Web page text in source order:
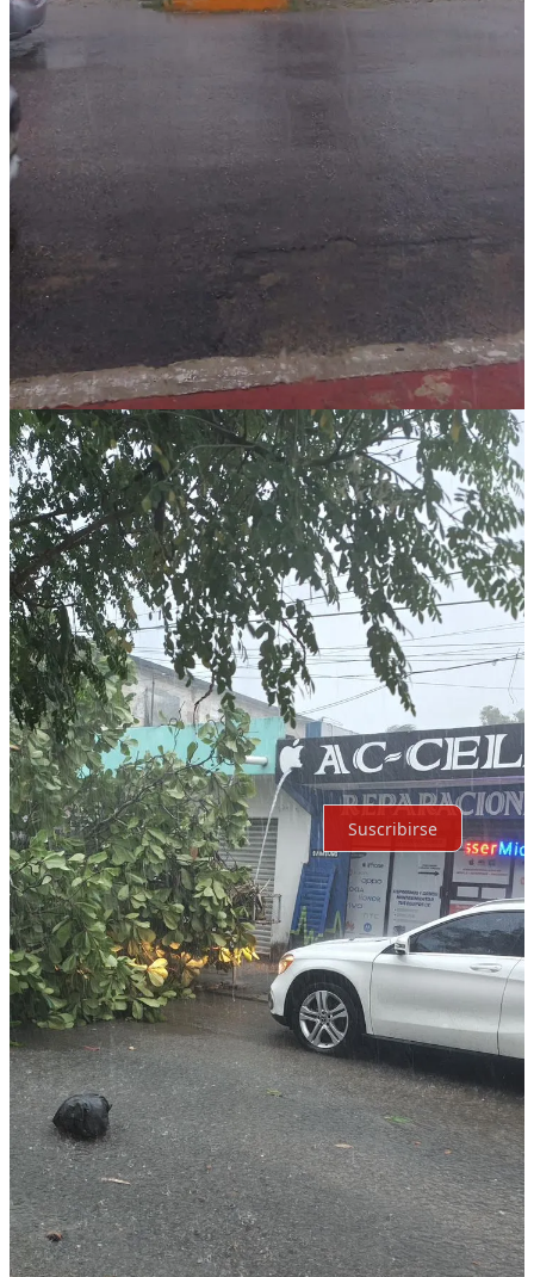
gestión del arbolado en una ciudad propensa a vientos fuertes.
La interrupción del suministro eléctrico y la suspensión de servicios
marítimos, aunque lógicas en este contexto, afectan la economía
local, especialmente en una región que depende del comercio y el
turismo. La respuesta de las autoridades, aunque activa, parece
reactiva más que preventiva, lo que resalta la necesidad de una
planificación urbana más resiliente y de mayor inversión en
infraestructura climática.
Mientras Chetumal se recupera de esta tormenta, la ciudadanía
espera respuestas no solo para paliar los daños inmediatos, sino para
evitar que cada lluvia intensa se convierta en una crónica de caos
anunciado. Las autoridades tienen la palabra, pero el tiempo –y el
Compartir
Discusión sobre este post
Comentarios Restacks
Lo mejor de Último Debates
Sin posts
Por supuesto, sigue adelante.
Suscribirse
© 2026 Expediente Quintana Roo· Privacidad∙Términos ∙ Aviso
de recolección
Crea tu Substack
Descargar la app
Substackes el hogar de la gran cultura